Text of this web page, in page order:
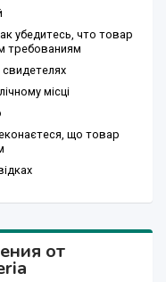
убедитесь, что товар
требованиям
місці
що товар
от